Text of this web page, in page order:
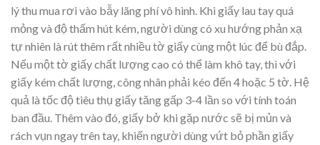
lý thu mua rơi vào bẫy lãng phí vô hình. Khi giấy lau tay quá
mỏng và độ thấm hút kém, người dùng có xu hướng phản xạ
tự nhiên là rút thêm rất nhiều tờ giấy cùng một lúc để bù đắp.
Nếu một tờ giấy chất lượng cao có thể làm khô tay, thì với
giấy kém chất lượng, công nhân phải kéo đến 4 hoặc 5 tờ. Hệ
quả là tốc độ tiêu thụ giấy tăng gấp 3-4 lần so với tính toán
ban đầu. Thêm vào đó, giấy bở khi gặp nước sẽ bị mủn và
rách vụn ngay trên tay, khiến người dùng vứt bỏ phần giấy